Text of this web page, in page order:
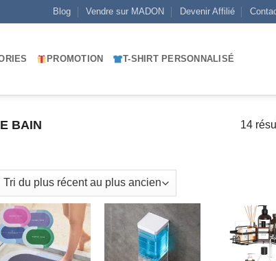
Blog Vendre sur MADON Devenir Affilié
PROMOTION T-SHIRT PERSONNALISÉ
BAIN 14
AJOUTER
À MES
AJOUTER
À MES
À